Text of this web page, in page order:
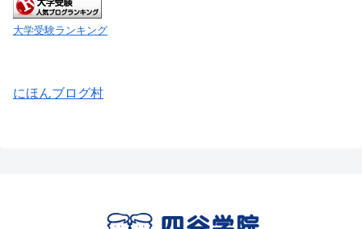
大学受験ランキング
にほんブログ村